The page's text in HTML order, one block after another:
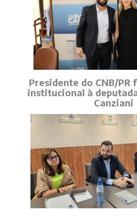
Presidente do CNB/PR
institucional à
Canziani